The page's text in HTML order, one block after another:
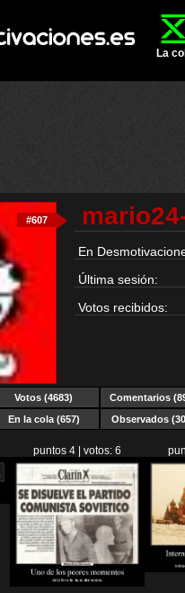
La
#607
En
Última sesión:
Votos recibidos:
Votos (4683)
Comentarios
En la cola (657) Observados
puntos 4 | votos: 6